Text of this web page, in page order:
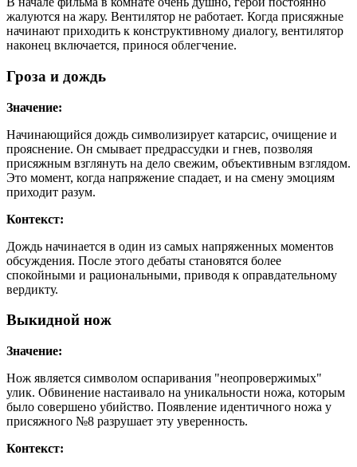
жалуются на жару. Вентилятор не работает. Когда присяжные
начинают приходить к конструктивному диалогу, вентилятор
наконец включается, принося облегчение.
Гроза и дождь
Значение:
Начинающийся дождь символизирует катарсис, очищение и
прояснение. Он смывает предрассудки и гнев, позволяя
присяжным взглянуть на дело свежим, объективным взглядом.
Это момент, когда напряжение спадает, и на смену эмоциям
приходит разум.
Контекст:
Дождь начинается в один из самых напряженных моментов
обсуждения. После этого дебаты становятся более
спокойными и рациональными, приводя к оправдательному
вердикту.
Выкидной нож
Значение:
Нож является символом оспаривания "неопровержимых"
улик. Обвинение настаивало на уникальности ножа, которым
было совершено убийство. Появление идентичного ножа у
присяжного №8 разрушает эту уверенность.
Контекст: